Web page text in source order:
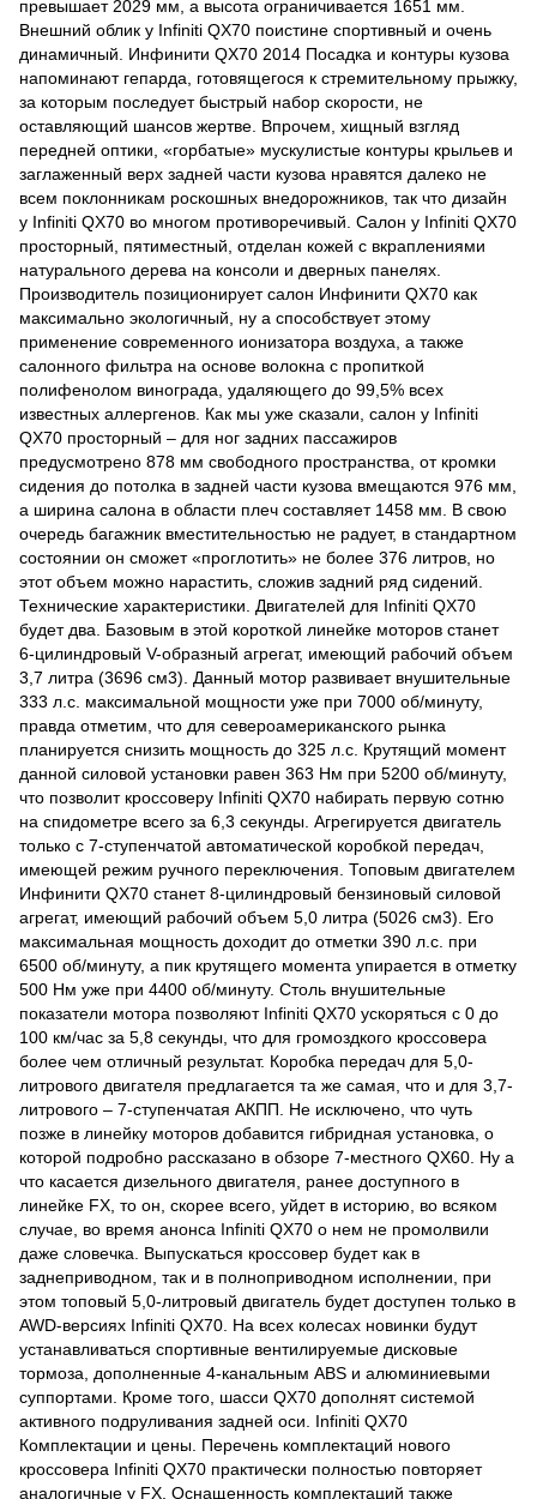
превышает 2029 мм, а высота ограничивается 1651 мм.
Внешний облик у Infiniti QX70 поистине спортивный и очень
динамичный. Инфинити QX70 2014 Посадка и контуры кузова
напоминают гепарда, готовящегося к стремительному прыжку,
за которым последует быстрый набор скорости, не
оставляющий шансов жертве. Впрочем, хищный взгляд
передней оптики, «горбатые» мускулистые контуры крыльев и
заглаженный верх задней части кузова нравятся далеко не
всем поклонникам роскошных внедорожников, так что дизайн
у Infiniti QX70 во многом противоречивый. Салон у Infiniti QX70
просторный, пятиместный, отделан кожей с вкраплениями
натурального дерева на консоли и дверных панелях.
Производитель позиционирует салон Инфинити QX70 как
максимально экологичный, ну а способствует этому
применение современного ионизатора воздуха, а также
салонного фильтра на основе волокна с пропиткой
полифенолом винограда, удаляющего до 99,5% всех
известных аллергенов. Как мы уже сказали, салон у Infiniti
QX70 просторный – для ног задних пассажиров
предусмотрено 878 мм свободного пространства, от кромки
сидения до потолка в задней части кузова вмещаются 976 мм,
а ширина салона в области плеч составляет 1458 мм. В свою
очередь багажник вместительностью не радует, в стандартном
состоянии он сможет «проглотить» не более 376 литров, но
этот объем можно нарастить, сложив задний ряд сидений.
Технические характеристики. Двигателей для Infiniti QX70
будет два. Базовым в этой короткой линейке моторов станет
6-цилиндровый V-образный агрегат, имеющий рабочий объем
3,7 литра (3696 см3). Данный мотор развивает внушительные
333 л.с. максимальной мощности уже при 7000 об/минуту,
правда отметим, что для североамериканского рынка
планируется снизить мощность до 325 л.с. Крутящий момент
данной силовой установки равен 363 Нм при 5200 об/минуту,
что позволит кроссоверу Infiniti QX70 набирать первую сотню
на спидометре всего за 6,3 секунды. Агрегируется двигатель
только с 7-ступенчатой автоматической коробкой передач,
имеющей режим ручного переключения. Топовым двигателем
Инфинити QX70 станет 8-цилиндровый бензиновый силовой
агрегат, имеющий рабочий объем 5,0 литра (5026 см3). Его
максимальная мощность доходит до отметки 390 л.с. при
6500 об/минуту, а пик крутящего момента упирается в отметку
500 Нм уже при 4400 об/минуту. Столь внушительные
показатели мотора позволяют Infiniti QX70 ускоряться с 0 до
100 км/час за 5,8 секунды, что для громоздкого кроссовера
более чем отличный результат. Коробка передач для 5,0-
литрового двигателя предлагается та же самая, что и для 3,7-
литрового – 7-ступенчатая АКПП. Не исключено, что чуть
позже в линейку моторов добавится гибридная установка, о
которой подробно рассказано в обзоре 7-местного QX60. Ну а
что касается дизельного двигателя, ранее доступного в
линейке FX, то он, скорее всего, уйдет в историю, во всяком
случае, во время анонса Infiniti QX70 о нем не промолвили
даже словечка. Выпускаться кроссовер будет как в
заднеприводном, так и в полноприводном исполнении, при
этом топовый 5,0-литровый двигатель будет доступен только в
AWD-версиях Infiniti QX70. На всех колесах новинки будут
устанавливаться спортивные вентилируемые дисковые
тормоза, дополненные 4-канальным ABS и алюминиевыми
суппортами. Кроме того, шасси QX70 дополнят системой
активного подруливания задней оси. Infiniti QX70
Комплектации и цены. Перечень комплектаций нового
кроссовера Infiniti QX70 практически полностью повторяет
аналогичные у FX. Оснащенность комплектаций также